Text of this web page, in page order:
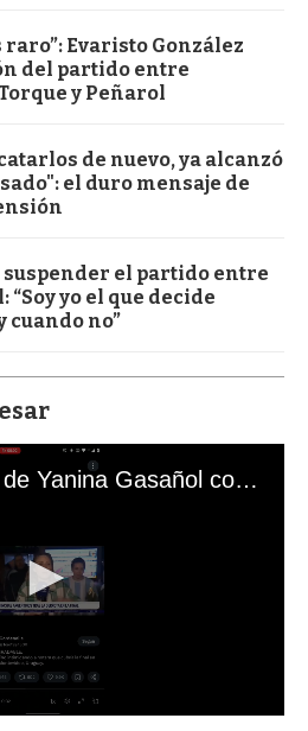
raro”: Evaristo González
del partido entre
y Peñarol
de nuevo, ya alcanzó
el duro mensaje de
suspender el partido entre
“Soy yo el que decide
cuando no”
El mal momento de Yanina Gasañol con un hincha argentino en "Subrayado"